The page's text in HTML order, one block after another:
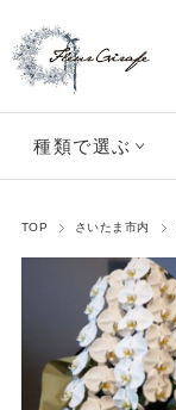
種類で選ぶ
TOP さいたま市内